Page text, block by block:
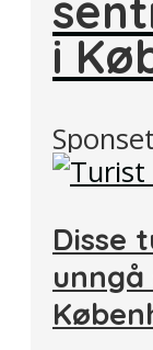
i
Sponset
Disse